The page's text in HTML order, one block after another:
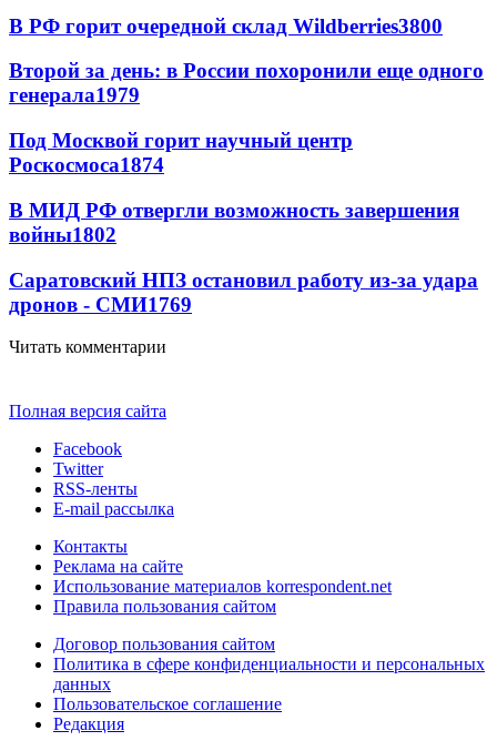
В РФ горит очередной склад Wildberries3800
Второй за день: в России похоронили еще одного
генерала1979
Под Москвой горит научный центр
Роскосмоса1874
В МИД РФ отвергли возможность завершения
войны1802
Саратовский НПЗ остановил работу из-за удара
дронов - СМИ1769
Читать комментарии
Полная версия сайта
Facebook
Twitter
RSS-ленты
E-mail рассылка
Контакты
Реклама на сайте
Использование материалов korrespondent.net
Правила пользования сайтом
Договор пользования сайтом
Политика в сфере конфиденциальности и персональных
данных
Пользовательское соглашение
Редакция